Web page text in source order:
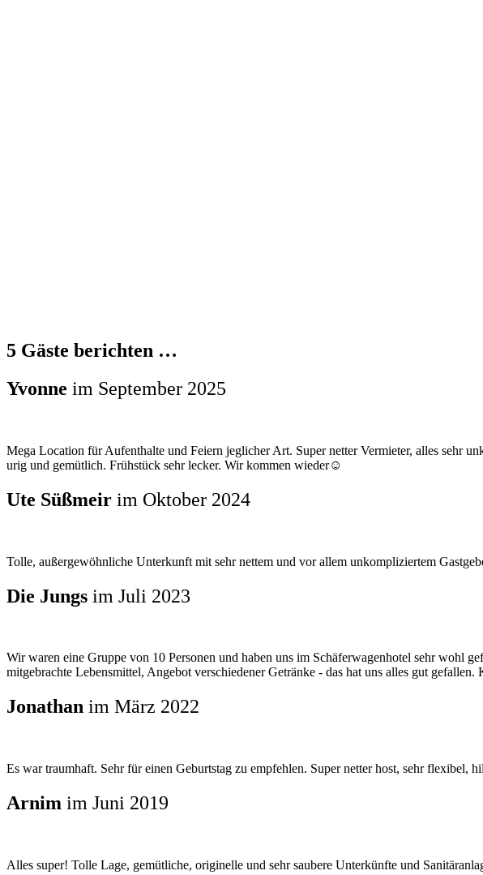
5 Gäste berichten …
Yvonne im September 2025
Mega Location für Aufenthalte und Feiern jeglicher Art. Super netter Vermieter, alles sehr
urig und gemütlich. Frühstück sehr lecker. Wir kommen wieder☺️
Ute Süßmeir im Oktober 2024
Tolle, außergewöhnliche Unterkunft mit sehr nettem und vor allem unkompliziertem
Die Jungs im Juli 2023
Wir waren eine Gruppe von 10 Personen und haben uns im Schäferwagenhotel sehr
mitgebrachte Lebensmittel, Angebot verschiedener Getränke - das hat uns alles gut
Jonathan im März 2022
Es war traumhaft. Sehr für einen Geburtstag zu empfehlen. Super netter host, sehr flexibel,
Arnim im Juni 2019
Alles super! Tolle Lage, gemütliche, originelle und sehr saubere Unterkünfte und